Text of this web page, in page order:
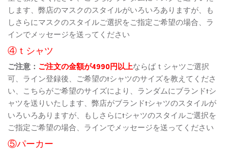
します、弊店のマスクのスタイルがいろいろありますが、も
しさらにマスクのスタイルご選択をご指定ご希望の場合、ラ
インでメッセージを送ってください
④ｔシャツ
ご注意： ご注文の金額が4990円以上ならばｔシャツご選択
可、ライン登録後、ご希望のtシャツのサイズを教えてくださ
い、こちらがご希望のサイズにより、ランダムにブランドtシ
ャツを送りいたします、弊店がブランドtシャツのスタイルが
いろいろありますが、もしさらにtシャツのスタイルご選択を
ご指定ご希望の場合、ラインでメッセージを送ってください
⑤パーカー